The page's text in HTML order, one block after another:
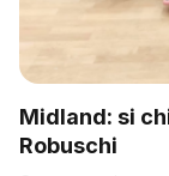
Midland: si
Robuschi